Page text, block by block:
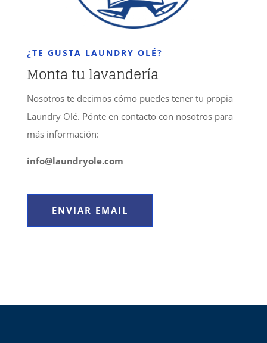
¿TE GUSTA LAUNDRY OLÉ?
Monta tu lavandería
Nosotros te decimos cómo puedes tener tu propia
Laundry Olé. Pónte en contacto con nosotros para
más información:
info@laundryole.com
ENVIAR EMAIL